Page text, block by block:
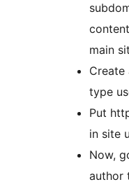
main
Create
type
Put
in site
Now,
author